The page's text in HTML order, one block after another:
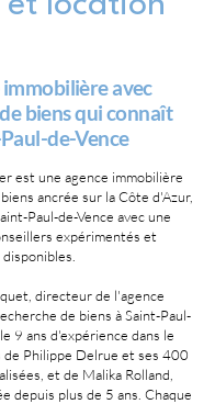
immobilière avec
biens qui connaît
de-Vence
est une agence immobilière
ancrée sur la Côte d'Azur,
Paul-de-Vence avec une
expérimentés et
disponibles.
directeur de l'agence
de biens à Saint-Paul-
9 ans d'expérience dans le
de Philippe Delrue et ses 400
et de Malika Rolland,
depuis plus de 5 ans. Chaque